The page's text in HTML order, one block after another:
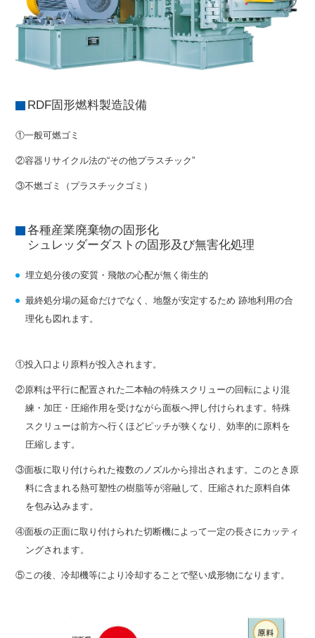
RDF固形燃料製造設備
①一般可燃ゴミ
②容器リサイクル法の“その他プラスチック”
③不燃ゴミ（プラスチックゴミ）
各種産業廃棄物の固形化
シュレッダーダストの固形及び無害化処理
埋立処分後の変質・飛散の心配が無く衛生的
最終処分場の延命だけでなく、地盤が安定するため 跡地利用の合
理化も図れます。
①投入口より原料が投入されます。
②原料は平行に配置された二本軸の特殊スクリューの回転により混
練・加圧・圧縮作用を受けながら面板へ押し付けられます。特殊
スクリューは前方へ行くほどピッチが狭くなり、効率的に原料を
圧縮します。
③面板に取り付けられた複数のノズルから排出されます。このとき原
料に含まれる熱可塑性の樹脂等が溶融して、圧縮された原料自体
を包み込みます。
④面板の正面に取り付けられた切断機によって一定の長さにカッティ
ングされます。
⑤この後、冷却機等により冷却することで堅い成形物になります。